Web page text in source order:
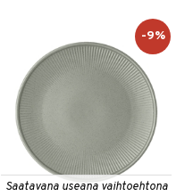
Saatavana useana vaihtoehtona
-9%